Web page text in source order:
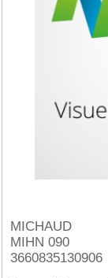
MICHAUD
MIHN 090
3660835130906